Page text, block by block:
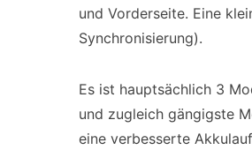
und Vorderseite. Eine
Synchronisierung).
Es ist hauptsächlich 3
und zugleich gängigste
eine verbesserte